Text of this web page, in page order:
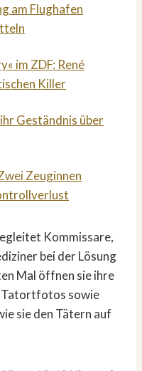
am Flughafen
im ZDF: René
Killer
Geständnis über
Zeuginnen
Kommissare,
bei der Lösung
Mal öffnen sie ihre
Tatortfotos sowie
sie den Tätern auf